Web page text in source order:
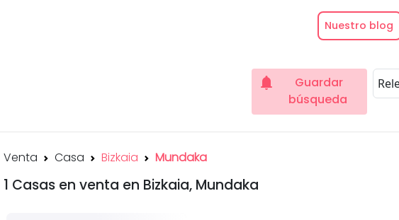
Nuestro blog
notifications
Guardar
búsqueda
Venta Casa Bizkaia Mundaka
1 Casas en venta en Bizkaia, Mundaka